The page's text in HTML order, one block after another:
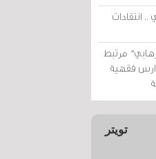
انتقادات
مرتبط
فقهية
تويتر